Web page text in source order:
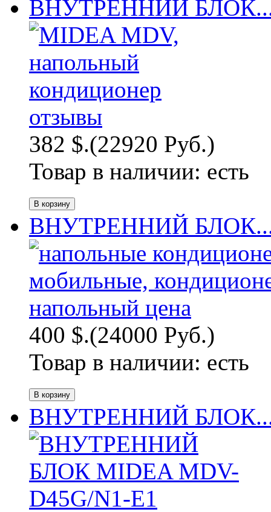
ВНУТРЕННИЙ
382 $.(22920 Руб.)
Товар в наличии: есть
ВНУТРЕННИЙ
400 $.(24000 Руб.)
Товар в наличии: есть
ВНУТРЕННИЙ